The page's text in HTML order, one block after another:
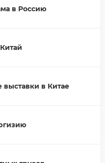
в Россию
в Китае